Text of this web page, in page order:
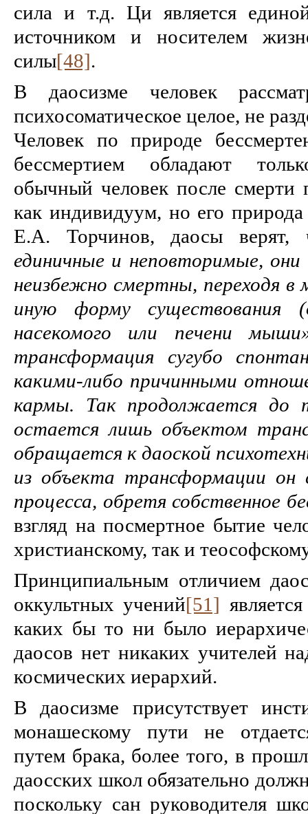
сила и т.д. Ци является
источником и носителем
силы[48].
В даосизме человек
психосоматическое целое, не
Человек по природе
бессмертием обладают
обычный человек после смерти
как индивидуум, но его
Е.А. Торчинов, даосы
единичные и неповторимые,
неизбежно смертны, переходя
иную форму существования
насекомого или печени
трансформация сугубо
какими-либо причинными
кармы. Так продолжается до
остается лишь объектом
обращается к даоской
из объекта трансформации он
процесса, обретя собственное
взгляд на посмертное бытие
христианскому, так и
Принципиальным отличием
оккультных учений[51]
каких бы то ни было
даосов нет никаких учителей
космических иерархий.
В даосизме присутствует
монашескому пути не
путем брака, более того, в
даосских школ обязательно
поскольку сан руководителя